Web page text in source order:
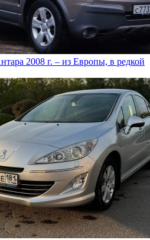
2008 г. – из Европы, в редкой